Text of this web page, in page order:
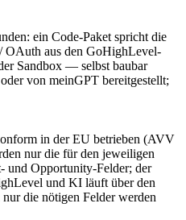
ein Code-Paket spricht die
aus den GoHighLevel-
Sandbox — selbst baubar
von meinGPT bereitgestellt;
in der EU betrieben (AVV
nur die für den jeweiligen
und Opportunity-Felder; der
und KI läuft über den
die nötigen Felder werden